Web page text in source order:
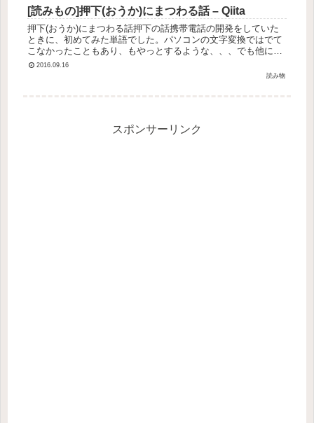
[読みもの]押下(おうか)にまつわる話 – Qiita
押下(おうか)にまつわる話押下の話携帯電話の開発をしていた
ときに、初めてみた単語でした。パソコンの文字変換ではでて
こなかったこともあり、もやっとするような、、、でも他に表
現ないなと思って納得させていました。携帯電話のキーを押し
2016.09.16
読み物
スポンサーリンク